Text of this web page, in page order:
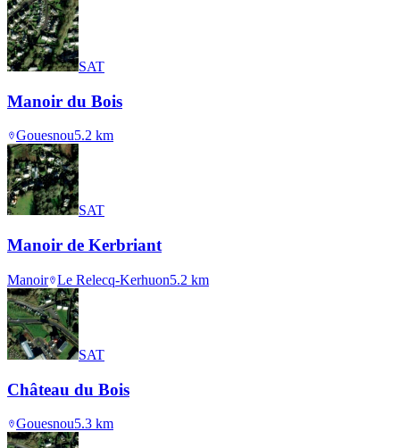
SAT
Manoir du Bois
Gouesnou5.2 km
SAT
Manoir de Kerbriant
Manoir Le Relecq-Kerhuon5.2 km
SAT
Château du Bois
Gouesnou5.3 km